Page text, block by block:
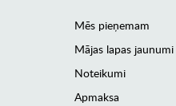
Mēs pieņemam
Mājas lapas jaunumi
Noteikumi
Apmaksa